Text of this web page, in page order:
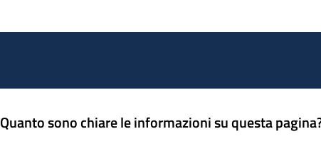
Quanto sono chiare le informazioni su questa